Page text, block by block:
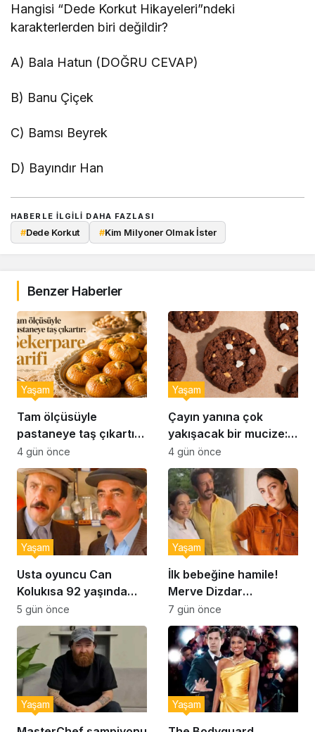
Hangisi “Dede Korkut Hikayeleri”ndeki
karakterlerden biri değildir?
A) Bala Hatun (DOĞRU CEVAP)
B) Banu Çiçek
C) Bamsı Beyrek
D) Bayındır Han
HABERLE ILGILI DAHA FAZLASI
#Dede Korkut #Kim Milyoner Olmak İster
Benzer Haberler
Tam ölçüsüyle
pastaneye taş çıkartır:
Şekerpare tarifi
Yaşam
4 gün önce
Çayın yanına çok
yakışacak bir mucize:
Brownie tadında ıslak
kurabiye tarifi…
Yaşam
4 gün önce
Usta oyuncu Can
Kolukısa 92 yaşında
hayatını kaybetti
Yaşam
5 gün önce
İlk bebeğine hamile!
Merve Dizdar
sessizliğini bozdu: ‘İsim
bulmak çok zor’
Yaşam
7 gün önce
Yaşam Yaşam